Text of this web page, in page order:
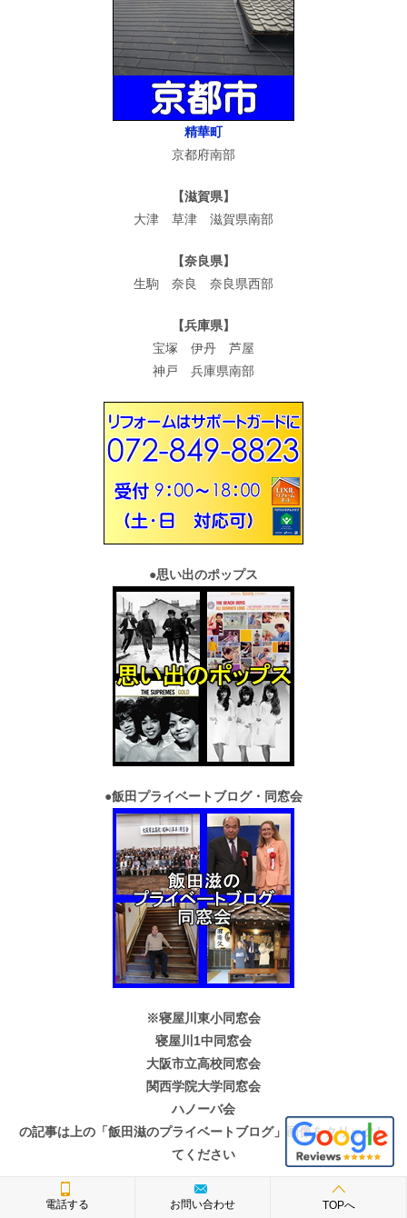
精華町
京都府南部
【滋賀県】
大津 草津 滋賀県南部
【奈良県】
生駒 奈良 奈良県西部
【兵庫県】
宝塚 伊丹 芦屋
神戸 兵庫県南部
●思い出のポップス
●飯田プライベートブログ・同窓会
※寝屋川東小同窓会
寝屋川1中同窓会
大阪市立高校同窓会
関西学院大学同窓会
ハノーバ会
の記事は上の「飯田滋のプライベートブログ」画像をクリックし
てください
電話する お問い合わせ TOPへ